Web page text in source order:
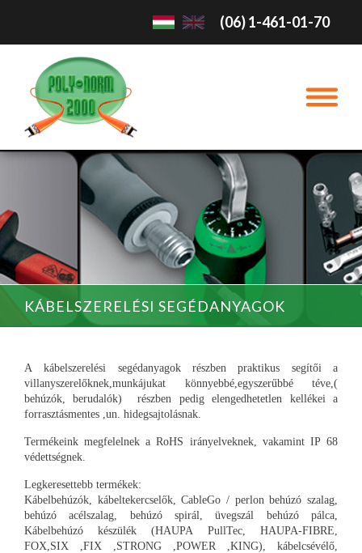
(06) 1-461-01-70
KÁBELSZERELÉSI SEGÉDANYAGOK
A kábelszerelési segédanyagok részben praktikus segítői a
villanyszerelőknek,munkájukat könnyebbé,egyszerűbbé téve,(
behúzók, berudalók) részben pedig elengedhetetlen kellékei a
forrasztásmentes ,un. hidegsajtolásnak.
Termékeink megfelelnek a RoHS irányelveknek, vakamint IP 68
védettségnek.
Legkeresettebb termékek:
Kábelbehúzók, kábeltekercselők, CableGo / perlon behúzó szalag,
behúzó acélszalag, behúzó spirál, üvegszál behúzó pálca,
Kábelbehúzó készülék (HAUPA PullTec, HAUPA-FIBRE,
FOX,SIX ,FIX ,STRONG ,POWER ,KING), kábelcsévélő,